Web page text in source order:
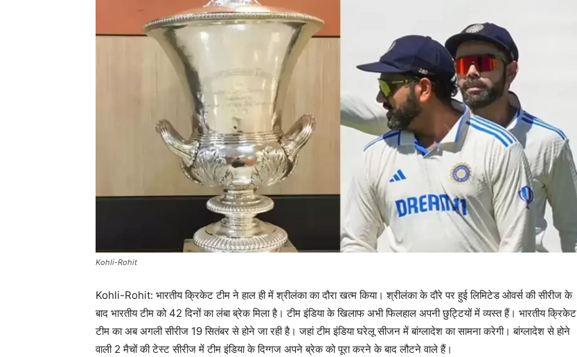
Kohli-Rohit
Kohli-Rohit: भारतीय क्रिकेट टीम ने हाल ही में श्रीलंका का दौरा खत्म किया। श्रीलंका के दौरे पर हुई लिमिटेड ओवर्स की सीरीज के
बाद भारतीय टीम को 42 दिनों का लंबा ब्रेक मिला है। टीम इंडिया के खिलाफ अभी फिलहाल अपनी छुट्टियों में व्यस्त हैं। भारतीय क्रिकेट
टीम का अब अगली सीरीज 19 सितंबर से होने जा रही है। जहां टीम इंडिया घरेलू सीजन में बांग्लादेश का सामना करेगी। बांग्लादेश से होने
वाली 2 मैचों की टेस्ट सीरीज में टीम इंडिया के दिग्गज अपने ब्रेक को पूरा करने के बाद लौटने वाले हैं।